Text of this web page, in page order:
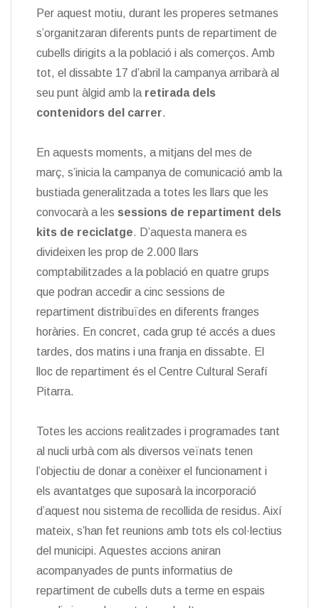
Per aquest motiu, durant les properes setmanes
s’organitzaran diferents punts de repartiment de
cubells dirigits a la població i als comerços. Amb
tot, el dissabte 17 d’abril la campanya arribarà al
seu punt àlgid amb la retirada dels
contenidors del carrer.
En aquests moments, a mitjans del mes de
març, s’inicia la campanya de comunicació amb la
bustiada generalitzada a totes les llars que les
convocarà a les sessions de repartiment dels
kits de reciclatge. D’aquesta manera es
divideixen les prop de 2.000 llars
comptabilitzades a la població en quatre grups
que podran accedir a cinc sessions de
repartiment distribuïdes en diferents franges
horàries. En concret, cada grup té accés a dues
tardes, dos matins i una franja en dissabte. El
lloc de repartiment és el Centre Cultural Serafí
Pitarra.
Totes les accions realitzades i programades tant
al nucli urbà com als diversos veïnats tenen
l’objectiu de donar a conèixer el funcionament i
els avantatges que suposarà la incorporació
d’aquest nou sistema de recollida de residus. Així
mateix, s’han fet reunions amb tots els col·lectius
del municipi. Aquestes accions aniran
acompanyades de punts informatius de
repartiment de cubells duts a terme en espais